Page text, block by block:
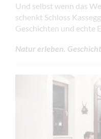
Und selbst wenn das
schenkt Schloss
Geschichten und echte
Natur erleben.